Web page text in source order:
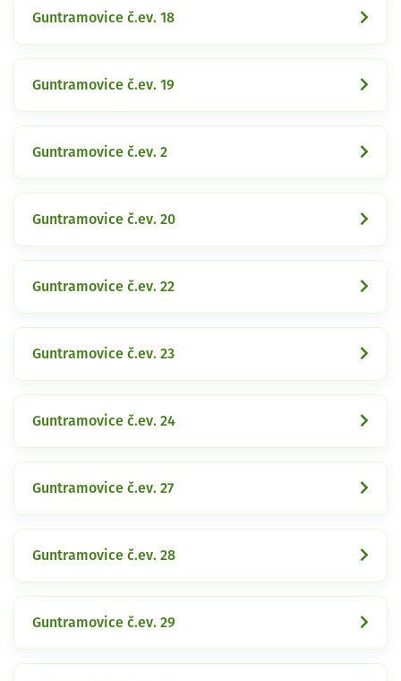
Guntramovice č.ev. 18
Guntramovice č.ev. 19
Guntramovice č.ev. 2
Guntramovice č.ev. 20
Guntramovice č.ev. 22
Guntramovice č.ev. 23
Guntramovice č.ev. 24
Guntramovice č.ev. 27
Guntramovice č.ev. 28
Guntramovice č.ev. 29